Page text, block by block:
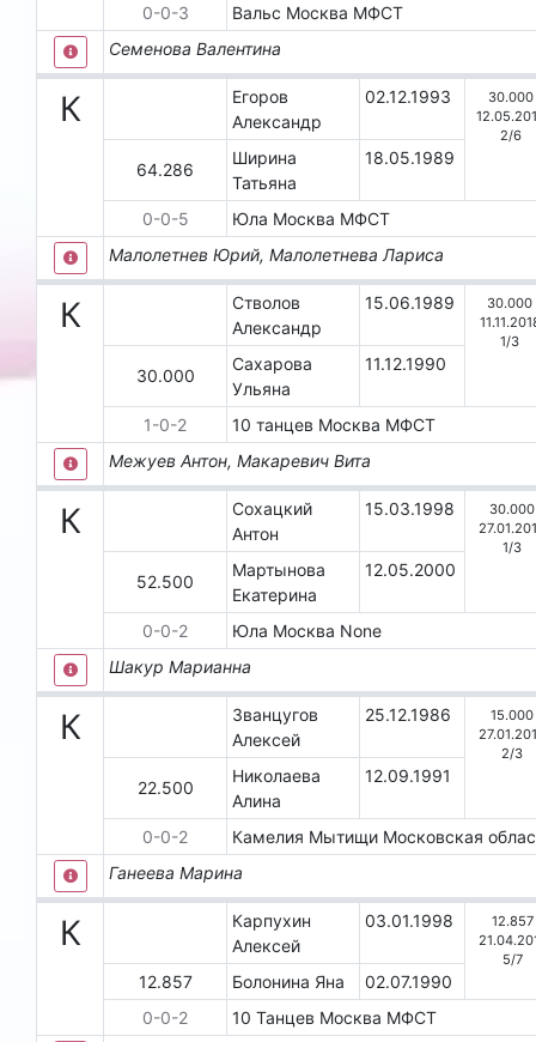
0-0-3 Вальс Москва МФСТ
Семенова Валентина
К
Егоров
Александр
02.12.1993
30.000
2/6
64.286
Ширина
Татьяна
18.05.1989
0-0-5 Юла Москва МФСТ
Малолетнев Юрий, Малолетнева Лариса
К
Стволов
Александр
15.06.1989
30.000
1/3
30.000
Сахарова
Ульяна
11.12.1990
1-0-2 10 танцев Москва МФСТ
Межуев Антон, Макаревич Вита
К
Сохацкий
Антон
15.03.1998
30.000
1/3
52.500
Мартынова
Екатерина
12.05.2000
0-0-2 Юла Москва None
Шакур Марианна
К
Званцугов
Алексей
25.12.1986
15.000
2/3
22.500
Николаева
Алина
12.09.1991
0-0-2 Камелия Мытищи Московская
Ганеева Марина
К
Карпухин
Алексей
03.01.1998
12.857
5/7
12.857 Болонина Яна
02.07.1990
0-0-2 10 Танцев Москва МФСТ